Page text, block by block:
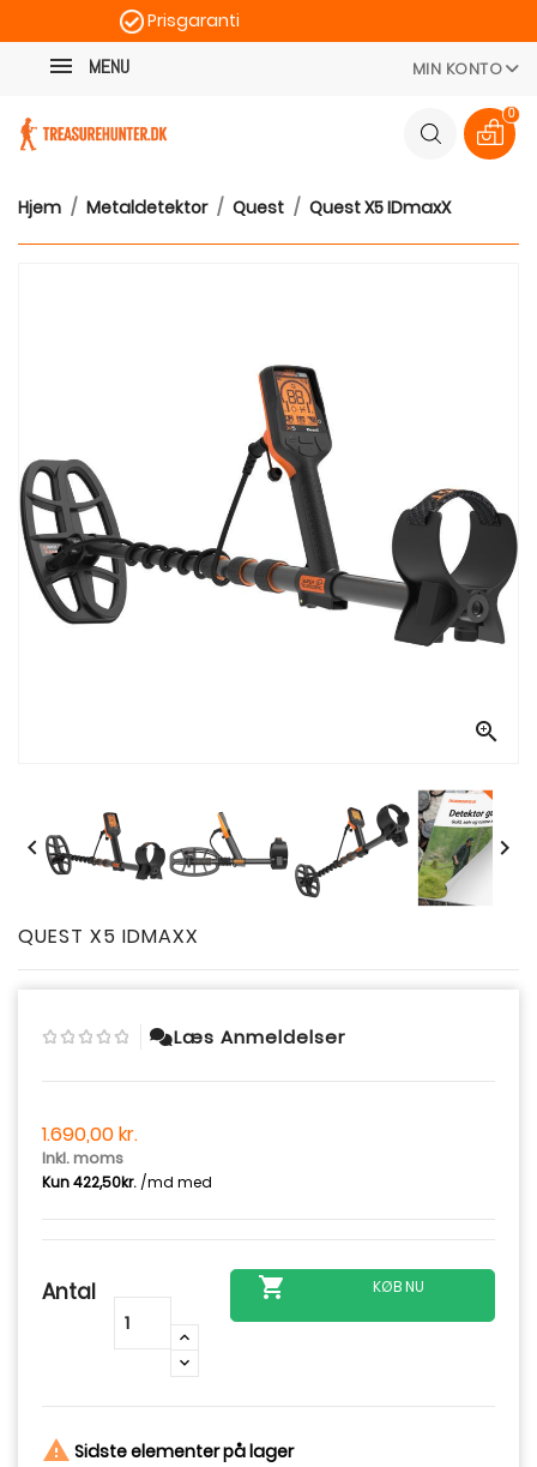
Prisgaranti
MENU MIN KONTO
0
Hjem Metaldetektor Quest Quest X5 IDmaxX

 
QUEST X5 IDMAXX
Læs Anmeldelser
1.690,00 kr.
Inkl. moms
Antal  KØB NU
 Sidste elementer på lager